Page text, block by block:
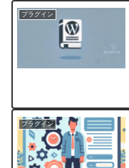
プラグイン
プラグイン